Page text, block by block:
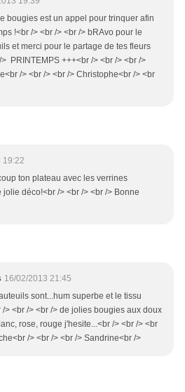
bougies est un appel pour trinquer afin
!<br /> <br /> <br /> bRAvo pour le
et merci pour le partage de tes fleurs
PRINTEMPS +++<br /> <br /> <br />
/> <br /> <br /> Christophe<br /> <br
19:22
ton plateau avec les verrines
jolie déco!<br /> <br /> <br /> Bonne
16/02/2013 21:45
sont...hum superbe et le tissu
> <br /> <br /> de jolies bougies aux doux
rose, rouge j'hesite...<br /> <br /> <br
/> <br /> <br /> Sandrine<br />